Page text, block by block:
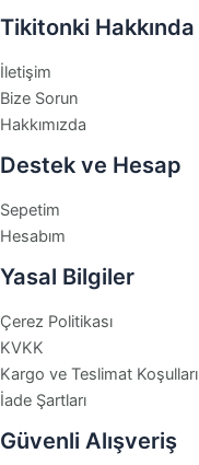
Tikitonki Hakkında
İletişim
Bize Sorun
Hakkımızda
Destek ve Hesap
Sepetim
Hesabım
Yasal Bilgiler
Çerez Politikası
KVKK
Kargo ve Teslimat Koşulları
İade Şartları
Güvenli Alışveriş